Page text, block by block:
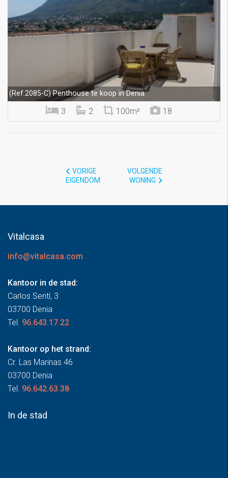
(Ref.2085-C)Penthouse te koop in Denia
3 2 100m² 18
VORIGE
EIGENDOM
VOLGENDE
WONING
Vitalcasa
info@vitalcasa.com
Kantoor in de stad:
Carlos Sentí, 3
03700 Denia
Tel. 96.643.17.22
Kantoor op het strand:
Cr. Las Marinas 46
03700 Denia
Tel. 96.642.63.38
In de stad